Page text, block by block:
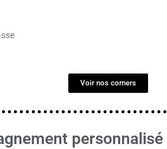
Voir nos corners
personnalisé